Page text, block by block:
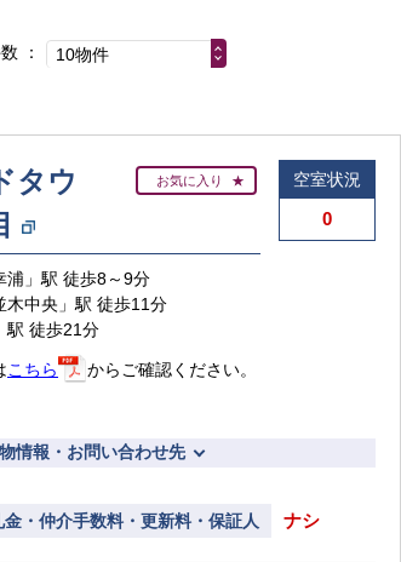
10物件
タウ
お気に入り
浦」駅 徒歩8～9分
木中央」駅 徒歩11分
駅 徒歩21分
こちら
からご確認ください。
空室状況
0
情報・お問い合わせ先
金・仲介手数料・更新料・保証人 ナシ